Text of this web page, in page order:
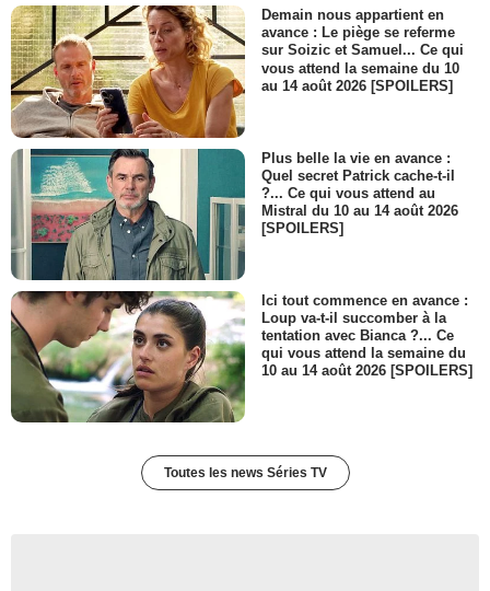
Demain nous appartient en
avance : Le piège se referme
sur Soizic et Samuel... Ce qui
vous attend la semaine du 10
au 14 août 2026 [SPOILERS]
Plus belle la vie en avance :
Quel secret Patrick cache-t-il
?... Ce qui vous attend au
Mistral du 10 au 14 août 2026
[SPOILERS]
Ici tout commence en avance :
Loup va-t-il succomber à la
tentation avec Bianca ?... Ce
qui vous attend la semaine du
10 au 14 août 2026 [SPOILERS]
Toutes les news Séries TV